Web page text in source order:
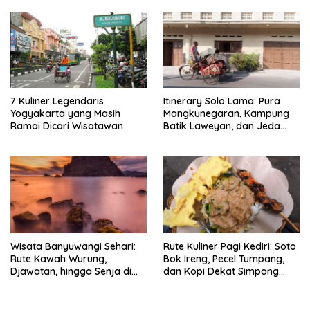
7 Kuliner Legendaris
Yogyakarta yang Masih
Ramai Dicari Wisatawan
Itinerary Solo Lama: Pura
Mangkunegaran, Kampung
Batik Laweyan, dan Jeda
Wisata Banyuwangi Sehari:
Rute Kawah Wurung,
Djawatan, hingga Senja di
Rute Kuliner Pagi Kediri: Soto
Bok Ireng, Pecel Tumpang,
dan Kopi Dekat Simpang